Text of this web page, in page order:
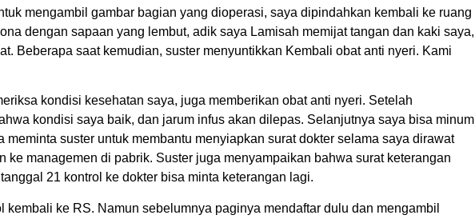
mengambil gambar bagian yang dioperasi, saya dipindahkan kembali ke ruang
dengan sapaan yang lembut, adik saya Lamisah memijat tangan dan kaki saya,
Beberapa saat kemudian, suster menyuntikkan Kembali obat anti nyeri. Kami
kondisi kesehatan saya, juga memberikan obat anti nyeri. Setelah
kondisi saya baik, dan jarum infus akan dilepas. Selanjutnya saya bisa minum
suster untuk membantu menyiapkan surat dokter selama saya dirawat
ke managemen di pabrik. Suster juga menyampaikan bahwa surat keterangan
21 kontrol ke dokter bisa minta keterangan lagi.
kembali ke RS. Namun sebelumnya paginya mendaftar dulu dan mengambil